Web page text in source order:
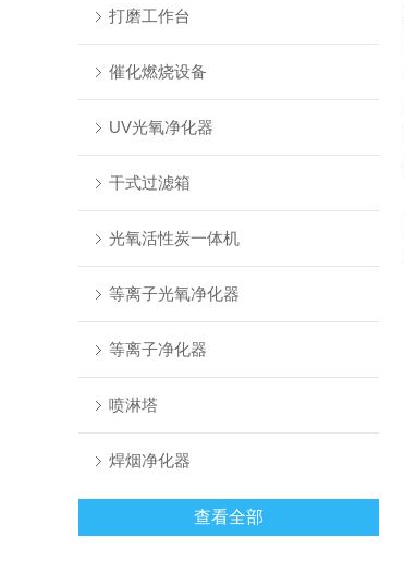
打磨工作台
催化燃烧设备
UV光氧净化器
干式过滤箱
光氧活性炭一体机
等离子光氧净化器
等离子净化器
喷淋塔
焊烟净化器
查看全部